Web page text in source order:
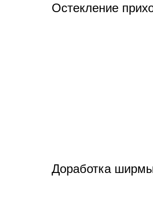
Остекление
Доработка